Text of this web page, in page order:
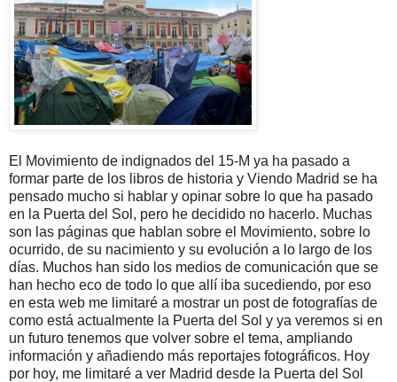
El Movimiento de indignados del 15-M ya ha pasado a
formar parte de los libros de historia y Viendo Madrid se ha
pensado mucho si hablar y opinar sobre lo que ha pasado
en la Puerta del Sol, pero he decidido no hacerlo. Muchas
son las páginas que hablan sobre el Movimiento, sobre lo
ocurrido, de su nacimiento y su evolución a lo largo de los
días. Muchos han sido los medios de comunicación que se
han hecho eco de todo lo que allí iba sucediendo, por eso
en esta web me limitaré a mostrar un post de fotografías de
como está actualmente la Puerta del Sol y ya veremos si en
un futuro tenemos que volver sobre el tema, ampliando
información y añadiendo más reportajes fotográficos. Hoy
por hoy, me limitaré a ver Madrid desde la Puerta del Sol